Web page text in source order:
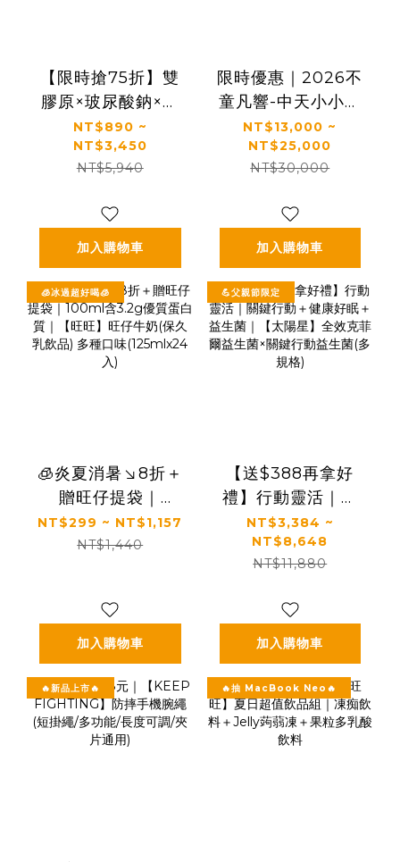
【限時搶75折】雙
膠原×玻尿酸鈉×益
生菌 配方升級｜
【太陽星】關鍵行
動益生菌(2.5g*30
NT$890 ~
NT$3,450
NT$5,940
加入購物車
限時優惠｜2026不
童凡響-中天小小主
播夏令營
NT$13,000 ~
NT$25,000
NT$30,000
加入購物車
🧊冰過超好喝🧊
🧊炎夏消暑↘8折＋
贈旺仔提袋｜
100ml含3.2g優質
蛋白質｜【旺旺】
(125mlx24入)
NT$299 ~ NT$1,157
NT$1,440
加入購物車
💪父親節限定
【送$388再拿好
禮】行動靈活｜關
鍵行動＋健康好眠
＋益生菌｜【太陽
星】全效克菲爾益
菌(多規格)
NT$3,384 ~
NT$8,648
NT$11,880
加入購物車
🔥新品上市🔥 🔥抽 MacBook Neo🔥